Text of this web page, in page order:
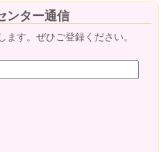
ンター通信
す。ぜひご登録ください。